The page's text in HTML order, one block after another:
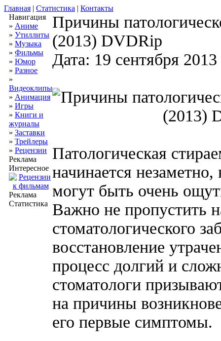
Главная | Статистика | Контакты
Навигация
» Аниме
» Утиллиты
» Музыка
» Фильмы
» Юмор
» Разное
»
Видеоклипы
» Анимация
» Игры
» Книги и
журналы
» Заставки
» Трейлеры
» Рецензии
Реклама
Интересное
Реклама
Статистика
Причины
(2013) DVDRip
Дата: 19 сентября 2013
Патологическая
начинается незаметно,
могут быть очень
Важно не пропустить
стоматологического
восстановление
процесс долгий и
стоматологи
на причины
его первые симптомы.